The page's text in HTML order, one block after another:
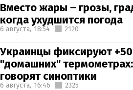
Вместо жары – грозы,
когда ухудшится погода
6 августа, 18:54 2120
Украинцы фиксируют +50
"домашних" термометрах:
говорят синоптики
6 августа, 16:46 2325